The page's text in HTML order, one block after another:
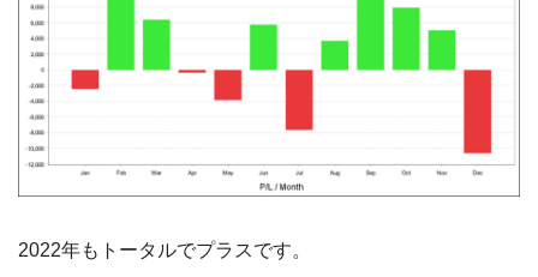
2022年もトータルでプラスです。